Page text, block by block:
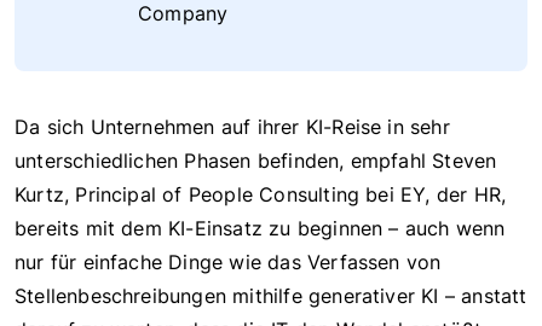
Company
Da sich Unternehmen auf ihrer KI-Reise in sehr
unterschiedlichen Phasen befinden, empfahl Steven
Kurtz, Principal of People Consulting bei EY, der HR,
bereits mit dem KI-Einsatz zu beginnen – auch wenn
nur für einfache Dinge wie das Verfassen von
Stellenbeschreibungen mithilfe generativer KI – anstatt